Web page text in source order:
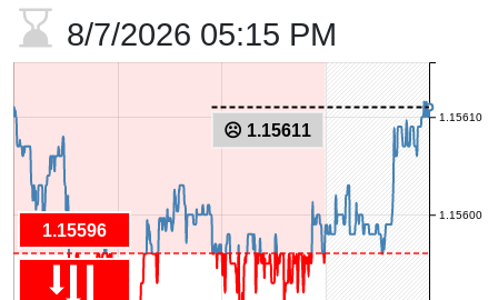
8/7/2026 05:15 PM
1.15600
1.15610
1.15596
☹ 1.15611